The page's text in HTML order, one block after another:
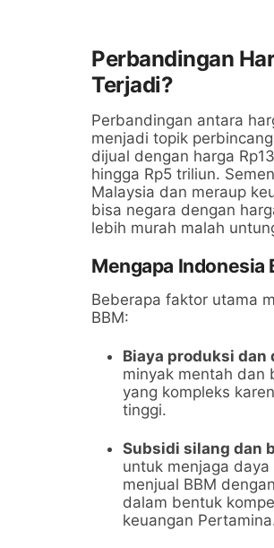
Perbandingan
Terjadi?
Perbandingan antara
menjadi topik
dijual dengan harga
hingga Rp5 triliun.
Malaysia dan meraup
bisa negara dengan
lebih murah malah
Mengapa Indonesia
Beberapa faktor utama
BBM:
Biaya produksi
minyak mentah dan
yang kompleks
tinggi.
Subsidi silang dan
untuk menjaga
menjual BBM
dalam bentuk
keuangan